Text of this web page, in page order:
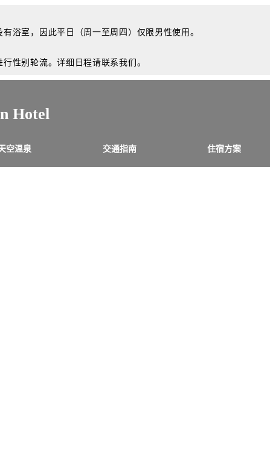
浴室，因此平日（周一至周四）仅限男性使用。
性别轮流。详细日程请联系我们。
Hotel
空温泉 交通指南 住宿方案